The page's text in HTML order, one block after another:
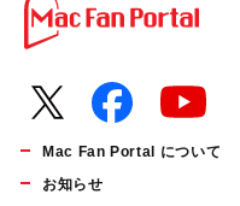
Mac Fan Portal について
お知らせ